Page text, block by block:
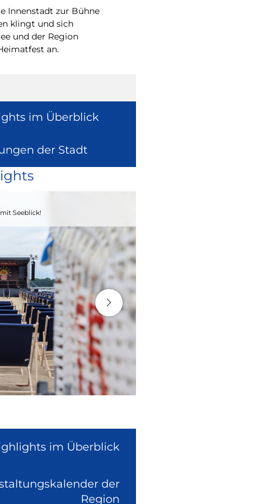
Innenstadt zur Bühne
klingt und sich
und der Region
an.
im Überblick
der Stadt
Seeblick!
im Überblick
der
Region